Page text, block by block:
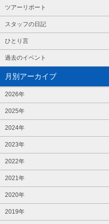
ツアーリポート
スタッフの日記
ひとり言
過去のイベント
月別アーカイブ
2026年
2025年
2024年
2023年
2022年
2021年
2020年
2019年